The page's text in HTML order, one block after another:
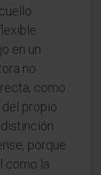
en un
no
como
del propio
porque
como la